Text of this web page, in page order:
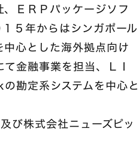
ＥＲＰパッケージソフ
５年からはシンガポール
心とした海外拠点向け
金融事業を担当、ＬＩ
勘定系システムを中心と
び株式会社ニューズピッ